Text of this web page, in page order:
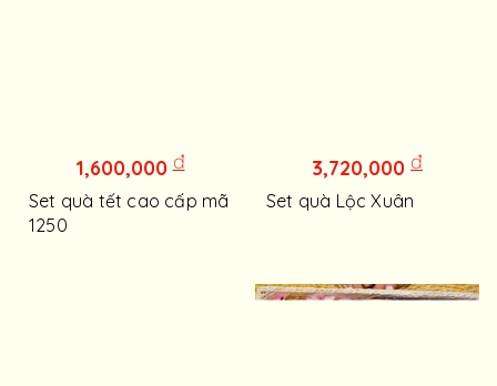
1,600,000 đ
Set quà tết cao cấp mã
1250
3,720,000 đ
Set quà Lộc Xuân